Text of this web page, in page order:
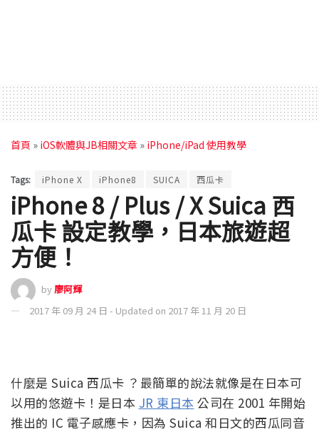
首頁 » iOS軟體與JB相關文章 » iPhone/iPad 使用教學
Tags: iPhone X iPhone8 SUICA 西瓜卡
iPhone 8 / Plus / X Suica 西
瓜卡 設定教學，日本旅遊超
方便！
by 廖阿輝
2017 年 09 月 24 日 - Updated on 2017 年 11 月 20 日
什麼是 Suica 西瓜卡 ？ 最簡單的說法就像是在日本可
以用的悠遊卡！是日本 JR 東日本 公司在 2001 年開始
推出的 IC 電子感應卡，因為 Suica 和日文的西瓜同音